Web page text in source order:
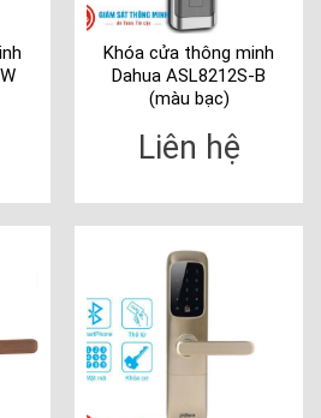
Khóa cửa thông minh
Dahua ASL8212S-B
(màu bạc)
Liên hệ